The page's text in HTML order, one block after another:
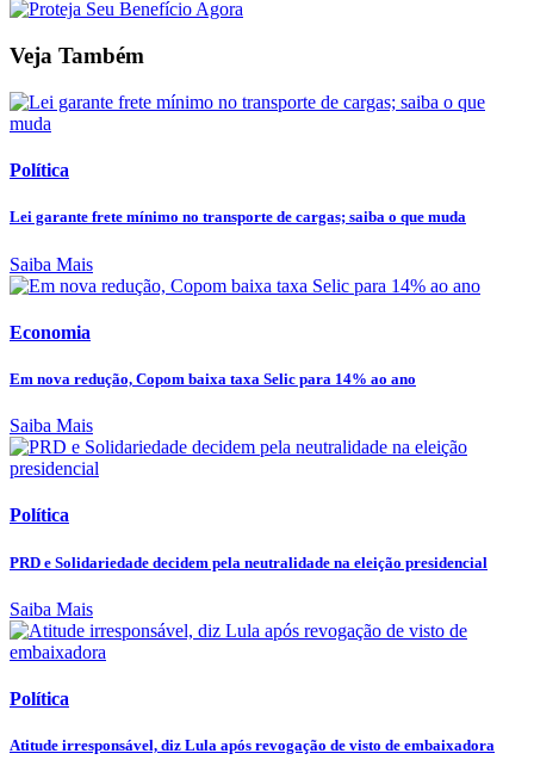
Veja Também
Política
Lei garante frete mínimo no transporte de cargas; saiba o que muda
Saiba Mais
Economia
Em nova redução, Copom baixa taxa Selic para 14% ao ano
Saiba Mais
Política
PRD e Solidariedade decidem pela neutralidade na eleição presidencial
Saiba Mais
Política
Atitude irresponsável, diz Lula após revogação de visto de embaixadora